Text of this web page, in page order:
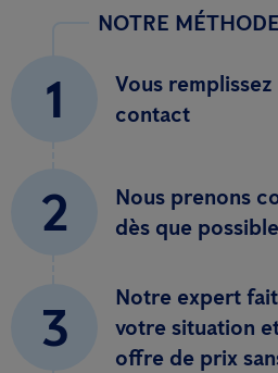
NOTRE MÉTHODE
1
Vous
contact
2
Nous prenons
dès que possible
3
Notre expert
votre situation
offre de prix